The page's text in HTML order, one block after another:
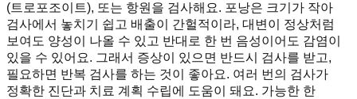
(트로포조이트), 또는 항원을 검사해요. 포낭은 크기가 작아
검사에서 놓치기 쉽고 배출이 간헐적이라, 대변이 정상처럼
보여도 양성이 나올 수 있고 반대로 한 번 음성이어도 감염이
있을 수 있어요. 그래서 증상이 있으면 반드시 검사를 받고,
필요하면 반복 검사를 하는 것이 좋아요. 여러 번의 검사가
정확한 진단과 치료 계획 수립에 도움이 돼요. 가능한 한